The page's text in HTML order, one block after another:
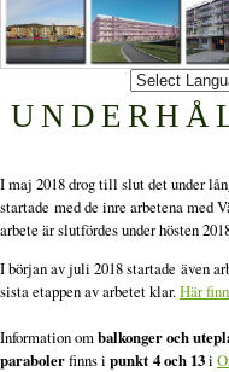
I maj 2018 drog till slut det under
startade med de inre arbetena med
arbete är slutfördes under hösten
I början av juli 2018 startade även
sista etappen av arbetet klar.Här
Information ombalkonger och
parabolerfinns i punkt 4 och 13i